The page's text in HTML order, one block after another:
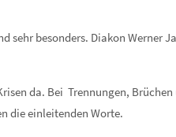
sehr besonders. Diakon Werner
da. Bei Trennungen,
die einleitenden Worte.